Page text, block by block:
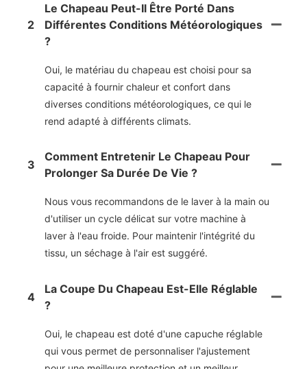
2
Le Chapeau Peut-Il Être Porté Dans
Différentes Conditions Météorologiques
?
Oui, le matériau du chapeau est choisi pour sa
capacité à fournir chaleur et confort dans
diverses conditions météorologiques, ce qui le
rend adapté à différents climats.
3
Comment Entretenir Le Chapeau Pour
Prolonger Sa Durée De Vie ?
Nous vous recommandons de le laver à la main ou
d'utiliser un cycle délicat sur votre machine à
laver à l'eau froide. Pour maintenir l'intégrité du
tissu, un séchage à l'air est suggéré.
4
La Coupe Du Chapeau Est-Elle Réglable
?
Oui, le chapeau est doté d'une capuche réglable
qui vous permet de personnaliser l'ajustement